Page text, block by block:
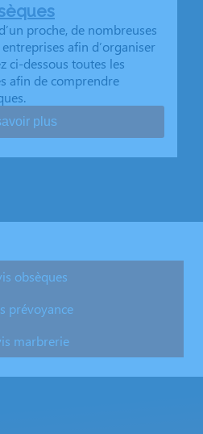
proche, de nombreuses
afin d’organiser
ci-dessous toutes les
afin de comprendre
plus
obsèques
prévoyance
marbrerie